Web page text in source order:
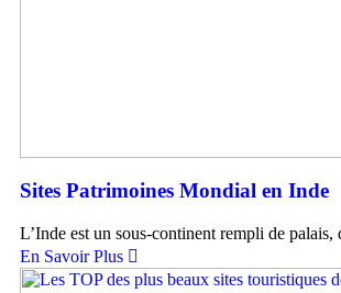
Sites Patrimoines Mondial en Inde
L’Inde est un sous-continent rempli de palais,
En Savoir Plus